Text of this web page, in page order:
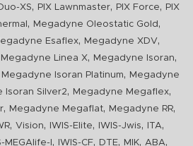
XS, PIX Lawnmaster, PIX Force,
PIX
, Megadyne Oleostatic Gold ,
Esaflex, Megadyne XDV,
Megadyne Linea X, Megadyne Isoran,
Megadyne Isoran Platinum,
Megadyne
Isoran Silver2, Megadyne Megaflex,
, Megadyne Megaflat, Megadyne RR,
, Vision, IWIS-Elite, IWIS-Jwis, ITA,
MEGAlife-I , IWIS-CF, DTE, MIK, ABA,